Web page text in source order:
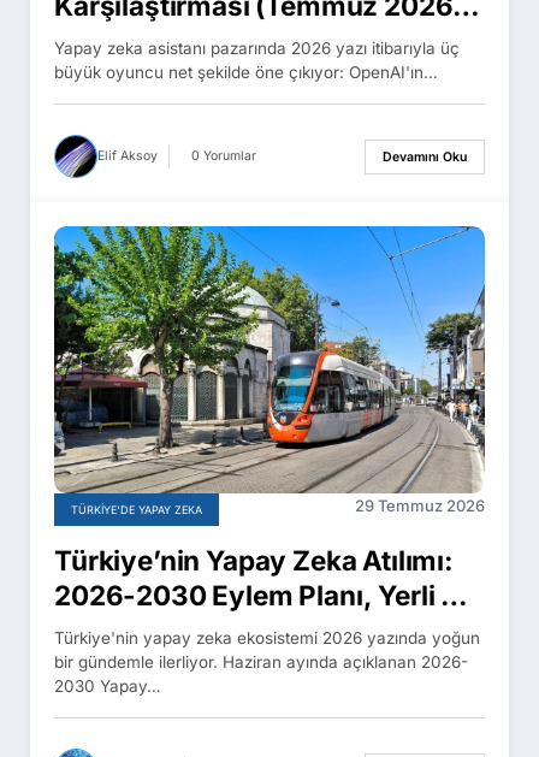
Planlar, Fiyatlar ve Özellikler
Yapay zeka asistanı pazarında 2026 yazı itibarıyla üç
büyük oyuncu net şekilde öne çıkıyor: OpenAI'ın…
Elif Aksoy 0 Yorumlar Devamını Oku
TÜRKIYE'DE YAPAY ZEKA 29 Temmuz 2026
Türkiye’nin Yapay Zeka Atılımı:
2026-2030 Eylem Planı, Yerli Dil
Modelleri ve Girişimlere 5 Milyon
TL’ye Kadar Kredi
Türkiye'nin yapay zeka ekosistemi 2026 yazında yoğun
bir gündemle ilerliyor. Haziran ayında açıklanan 2026-
2030 Yapay…